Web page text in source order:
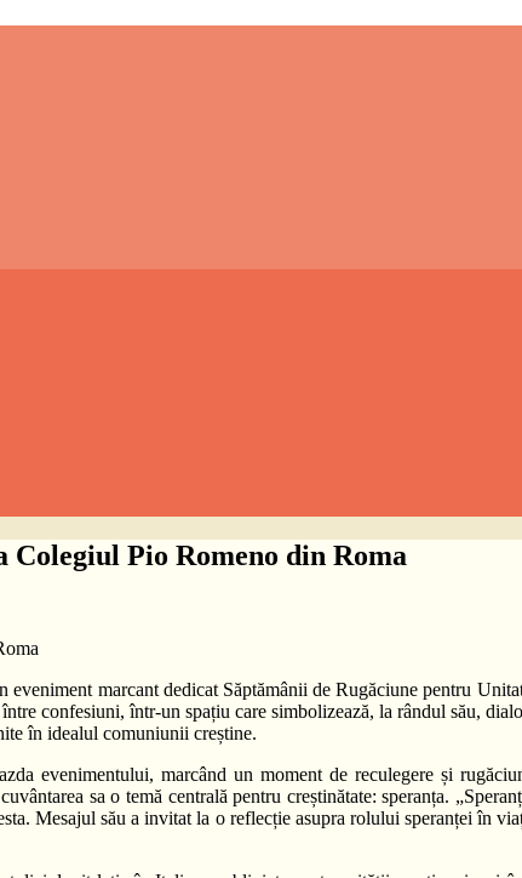
Colegiul Pio Romeno din Roma
marcant dedicat Săptămânii de Rugăciune pentru
confesiuni, într-un spațiu care simbolizează, la rândul său,
în idealul comuniunii creștine.
evenimentului, marcând un moment de reculegere și
sa o temă centrală pentru creștinătate: speranța.
Mesajul său a invitat la o reflecție asupra rolului speranței în